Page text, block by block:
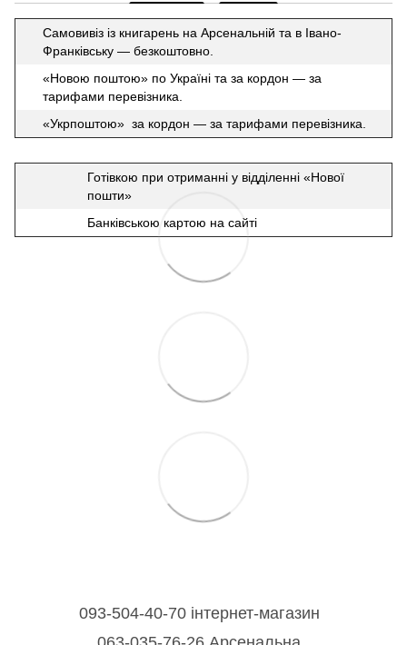
Самовивіз із книгарень на Арсенальній та в Івано-
Франківську — безкоштовно.
«Новою поштою» по Україні та за кордон — за
тарифами перевізника.
«Укрпоштою» за кордон — за тарифами перевізника.
Готівкою при отриманні у відділенні «Нової
пошти»
Банківською картою на сайті
093-504-40-70 інтернет-магазин